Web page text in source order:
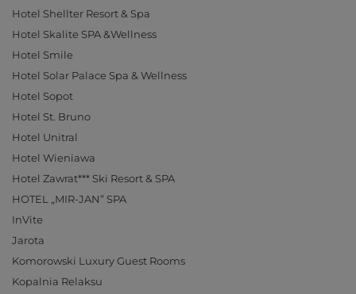
Hotel Shellter Resort & Spa
Hotel Skalite SPA &Wellness
Hotel Smile
Hotel Solar Palace Spa & Wellness
Hotel Sopot
Hotel St. Bruno
Hotel Unitral
Hotel Wieniawa
Hotel Zawrat*** Ski Resort & SPA
HOTEL „MIR-JAN” SPA
InVite
Jarota
Komorowski Luxury Guest Rooms
Kopalnia Relaksu